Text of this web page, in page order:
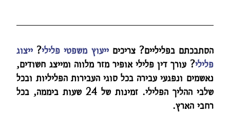
הסתבכתם בפליליים? צריכיםייעוץ משפטי פלילי? ייצוג
פלילי? עורך דין פלילי אופיר מזר מלווה ומייצג חשודים,
נאשמים ונפגעי עבירה בכל סוגי העבירות הפליליות ובכל
שלבי ההליך הפלילי. זמינות של 24 שעות ביממה, בכל
רחבי הארץ.